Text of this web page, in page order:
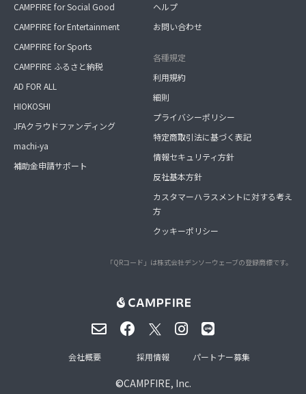
CAMPFIRE for Social Good
CAMPFIRE for Entertainment
CAMPFIRE for Sports
CAMPFIRE ふるさと納税
AD FOR ALL
HIOKOSHI
JFAクラウドファンディング
machi-ya
補助金申請サポート
ヘルプ
お問い合わせ
各種規定
利用規約
細則
プライバシーポリシー
特定商取引法に基づく表記
情報セキュリティ方針
反社基本方針
カスタマーハラスメントに対する考え
方
クッキーポリシー
「QRコード」は株式会社デンソーウェーブの登録商標です。
©CAMPFIRE, Inc.
会社概要 採用情報 パートナー募集